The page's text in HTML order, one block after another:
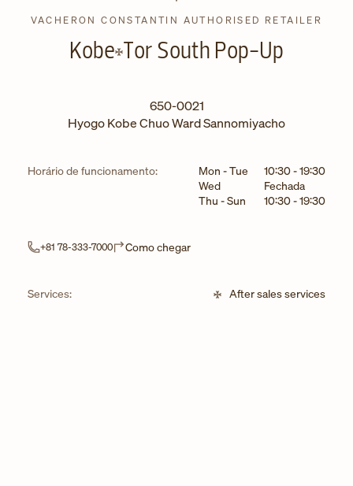
VACHERON CONSTANTIN AUTHORISED RETAILER
Kobe Tor South Pop-Up
650-0021
HyogoKobeChuo WardSannomiyacho
Horário de funcionamento: Dia da semanaHorário
Mon - Tue 10:30-19:30
Wed
Fechada
Thu - Sun
10:30-19:30
+81 78-333-7000 Como chegarLink Opens in New Tab
Services: After sales services